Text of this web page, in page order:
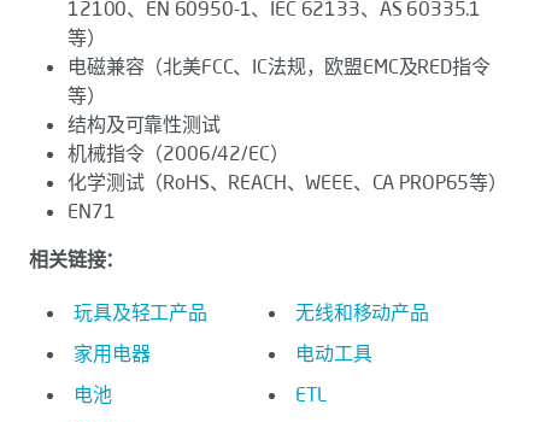
12100、EN 60950-1、IEC 62133、AS 60335.1
等）
电磁兼容（北美FCC、IC法规，欧盟EMC及RED指令
等）
结构及可靠性测试
机械指令（2006/42/EC）
化学测试（RoHS、REACH、WEEE、CA PROP65等）
EN71
相关链接：
玩具及轻工产品
无线和移动产品
家用电器
电动工具
电池
ETL